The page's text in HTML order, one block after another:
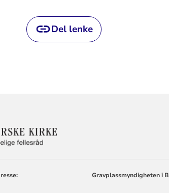
Del lenke
KONTAKTINFORMASJON
FELLESRÅDGravplassmyndigheten i